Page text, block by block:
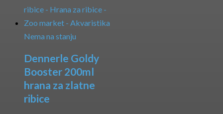
Nema na stanju
Dennerle Goldy
Booster 200ml
hrana za zlatne
ribice